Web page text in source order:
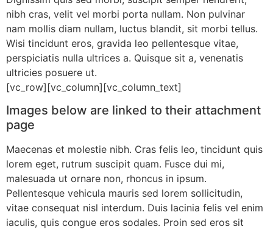
nibh cras, velit vel morbi porta nullam. Non pulvinar
nam mollis diam nullam, luctus blandit, sit morbi tellus.
Wisi tincidunt eros, gravida leo pellentesque vitae,
perspiciatis nulla ultrices a. Quisque sit a, venenatis
ultricies posuere ut.
[vc_row][vc_column][vc_column_text]
Images below are linked to their attachment
page
Maecenas et molestie nibh. Cras felis leo, tincidunt quis
lorem eget, rutrum suscipit quam. Fusce dui mi,
malesuada ut ornare non, rhoncus in ipsum.
Pellentesque vehicula mauris sed lorem sollicitudin,
vitae consequat nisl interdum. Duis lacinia felis vel enim
iaculis, quis congue eros sodales. Proin sed eros sit